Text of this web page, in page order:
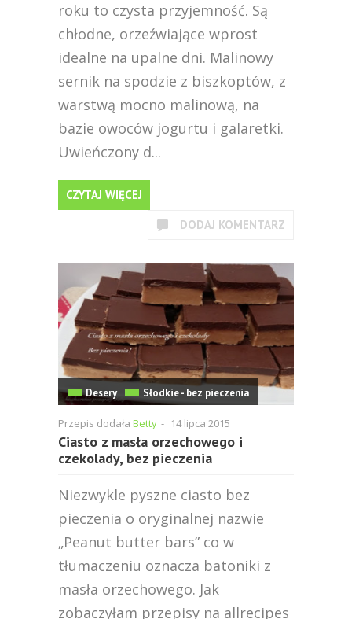
roku to czysta przyjemność. Są
chłodne, orzeźwiające wprost
idealne na upalne dni. Malinowy
sernik na spodzie z biszkoptów, z
warstwą mocno malinową, na
bazie owoców jogurtu i galaretki.
Uwieńczony d...
CZYTAJ WIĘCEJ
DODAJ KOMENTARZ
Desery Słodkie - bez pieczenia
Przepis dodała Betty - 14 lipca 2015
Ciasto z masła orzechowego i
czekolady, bez pieczenia
Niezwykle pyszne ciasto bez
pieczenia o oryginalnej nazwie
„Peanut butter bars” co w
tłumaczeniu oznacza batoniki z
masła orzechowego. Jak
zobaczyłam przepisy na allrecipes